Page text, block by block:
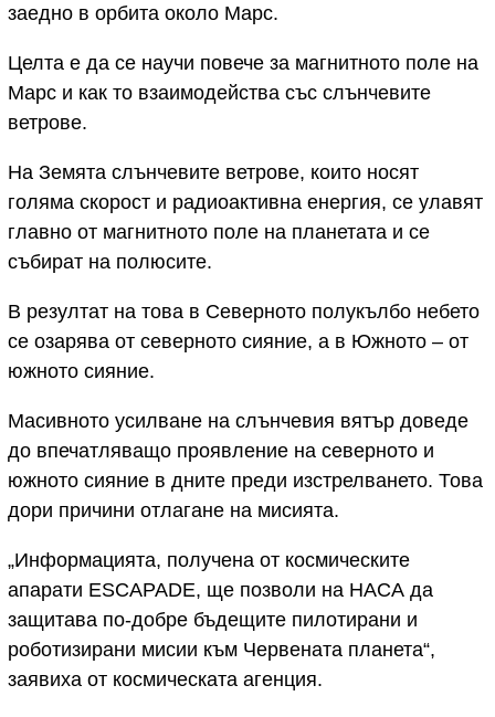
заедно в орбита около Марс.
Целта е да се научи повече за магнитното поле на
Марс и как то взаимодейства със слънчевите
ветрове.
На Земята слънчевите ветрове, които носят
голяма скорост и радиоактивна енергия, се улавят
главно от магнитното поле на планетата и се
събират на полюсите.
В резултат на това в Северното полукълбо небето
се озарява от северното сияние, а в Южното – от
южното сияние.
Масивното усилване на слънчевия вятър доведе
до впечатляващо проявление на северното и
южното сияние в дните преди изстрелването. Това
дори причини отлагане на мисията.
„Информацията, получена от космическите
апарати ESCAPADE, ще позволи на НАСА да
защитава по-добре бъдещите пилотирани и
роботизирани мисии към Червената планета“,
заявиха от космическата агенция.